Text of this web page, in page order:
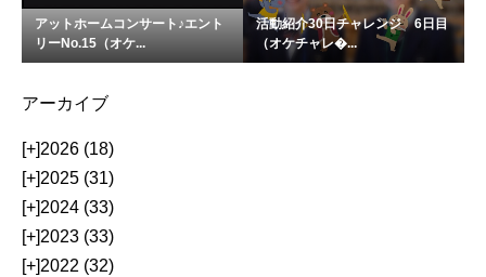
アットホームコンサート♪エント
リーNo.15（オケ...
活動紹介30日チャレンジ 6日目
（オケチャレ�...
アーカイブ
[+]2026 (18)
[+]2025 (31)
[+]2024 (33)
[+]2023 (33)
[+]2022 (32)